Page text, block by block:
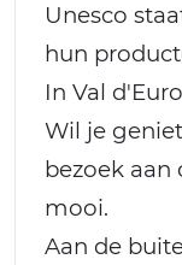
Unesco
hun
In Val
Wil je
bezoek aan
mooi.
Aan de